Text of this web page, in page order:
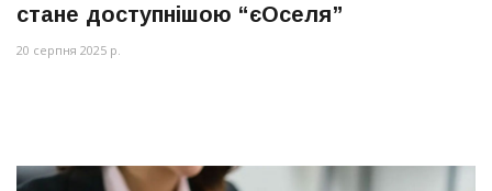
стане доступнішою “єОселя”
20 серпня 2025 р.